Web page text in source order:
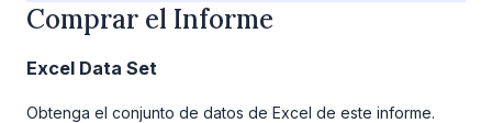
Comprar el Informe
Excel Data Set
Obtenga el conjunto de datos de Excel de este informe.